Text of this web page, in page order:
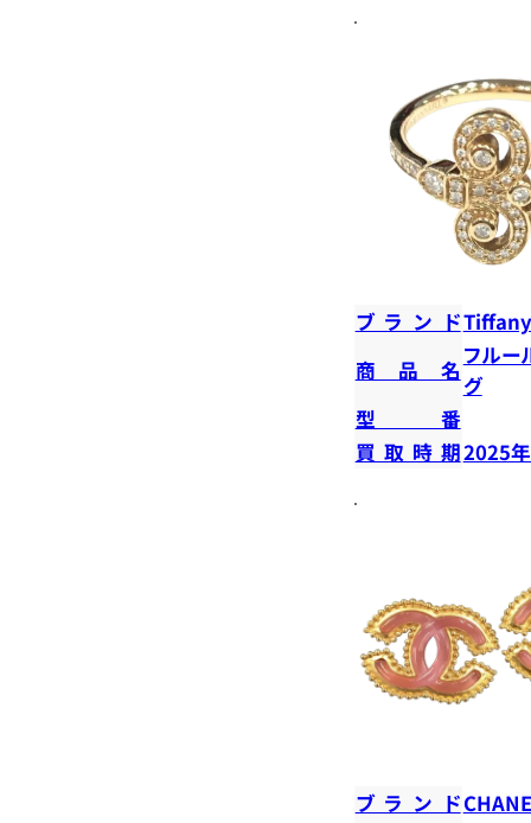
ブランド
商品名
フルー
グ
型番
買取時期2025
ブランド